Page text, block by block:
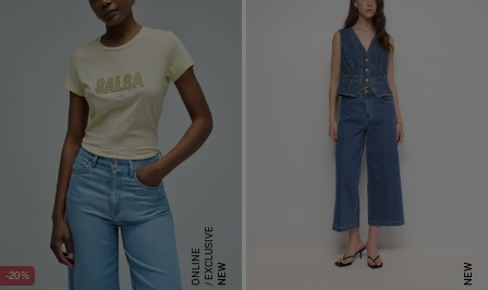
-20% NEW
E
X
C
L
US
I
V
E
O
N
L
I
N
E NEW